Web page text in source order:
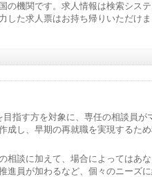
の機関です。求人情報は検索シス
した求人票はお持ち帰りいただけま
指す方を対象に、専任の相談員が
成し、早期の再就職を実現するた
相談に加えて、場合によってはあ
進員が加わるなど、個々のニーズ